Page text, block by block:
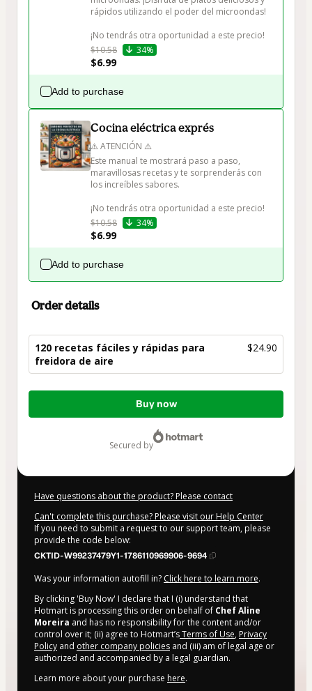
rápidos utilizando el poder del microondas!
¡No tendrás otra oportunidad a este precio!
$10.58
34%
$6.99
Add to purchase
Cocina eléctrica exprés
⚠️ ATENCIÓN ⚠️
Este manual te mostrará paso a paso,
maravillosas recetas y te sorprenderás con
los increíbles sabores.
¡No tendrás otra oportunidad a este precio!
$10.58
34%
$6.99
Add to purchase
Order details
120 recetas fáciles y rápidas para
freidora de aire
$24.90
Total
Buy now
secured by
Have questions about the product? Please contact
Can't complete this purchase? Please visit our Help Center
If you need to submit a request to our support team, please
provide the code below:
CKTID-W99237479Y1-1786110969906-9694
Was your information autofill in? Click here to learn more.
By clicking 'Buy Now' I declare that I (i) understand that
Hotmart is processing this order on behalf of Chef Aline
Moreira and has no responsibility for the content and/or
control over it; (ii) agree to Hotmart’sTerms of Use, Privacy
Policy and other company policies and (iii) am of legal age or
authorized and accompanied by a legal guardian.
Learn more about your purchase here.